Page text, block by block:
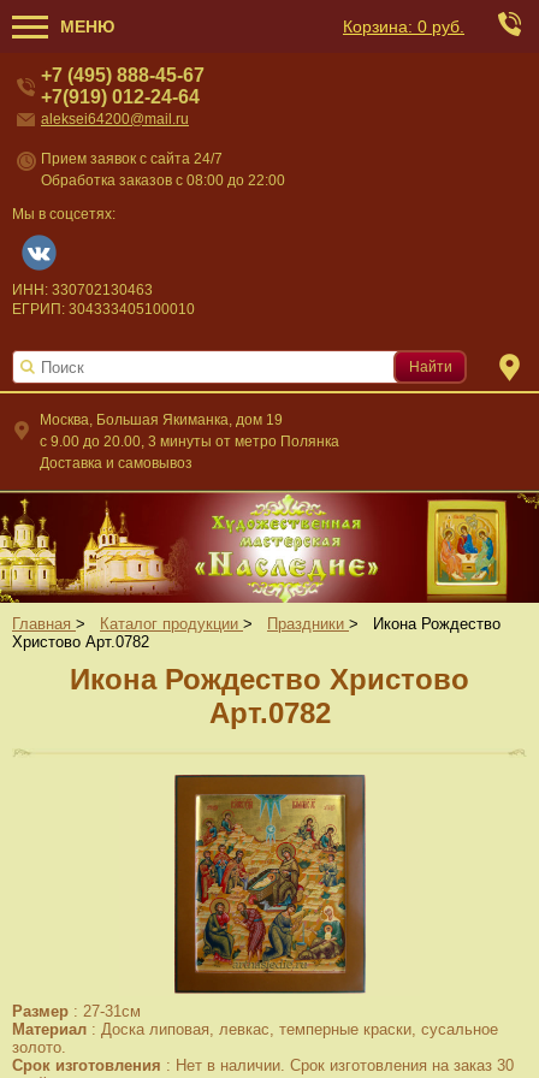
МЕНЮ Корзина: 0 руб.
Москва, Большая Якиманка, дом 19
c 9.00 до 20.00, 3 минуты от метро Полянка
Доставка и самовывоз
+7 (495) 888-45-67
+7(919) 012-24-64
aleksei64200@mail.ru
Прием заявок с сайта 24/7
Обработка заказов с 08:00 до 22:00
Мы в соцсетях:
ИНН: 330702130463
ЕГРИП: 304333405100010
Найти
Главная > Каталог продукции > Праздники >
Икона Рождество
Христово Арт.0782
Икона Рождество Христово
Арт.0782
Размер : 27-31см
Материал : Доска липовая, левкас, темперные краски, сусальное
золото.
Срок изготовления : Нет в наличии. Срок изготовления на заказ 30